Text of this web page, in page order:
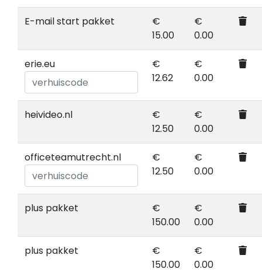
E-mail start pakket
€
15.00
€
0.00
erie.eu
€
12.62
€
0.00
heivideo.nl
€
12.50
€
0.00
officeteamutrecht.nl
€
12.50
€
0.00
plus pakket
€
150.00
€
0.00
plus pakket
€
150.00
€
0.00